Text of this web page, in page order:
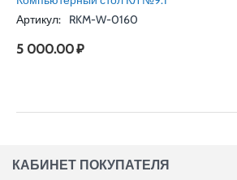
Артикул:
RKM-W-0160
5 000.00₽
КАБИНЕТ ПОКУПАТЕЛЯ